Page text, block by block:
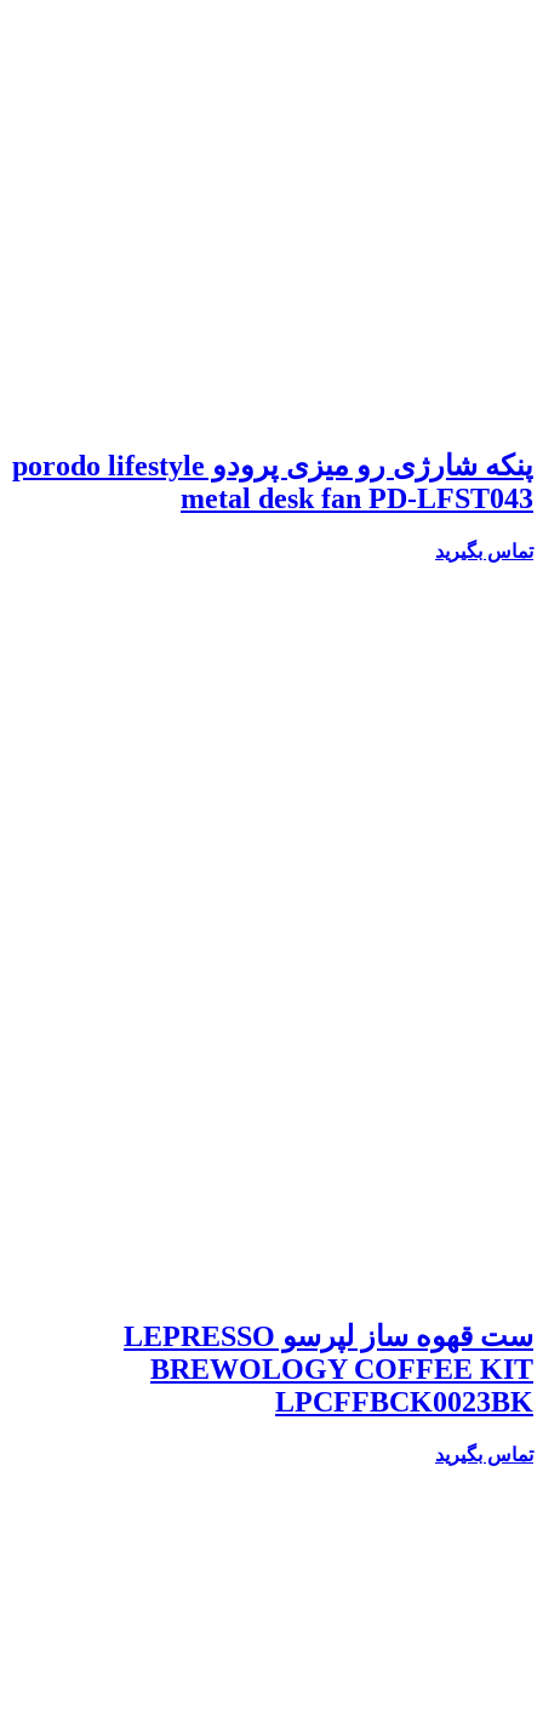
پنکه شارژی رو میزی پرودو porodo lifestyle
metal desk fan PD-LFST043
تماس بگیرید
ست قهوه ساز لپرسو LEPRESSO
BREWOLOGY COFFEE KIT
LPCFFBCK0023BK
تماس بگیرید